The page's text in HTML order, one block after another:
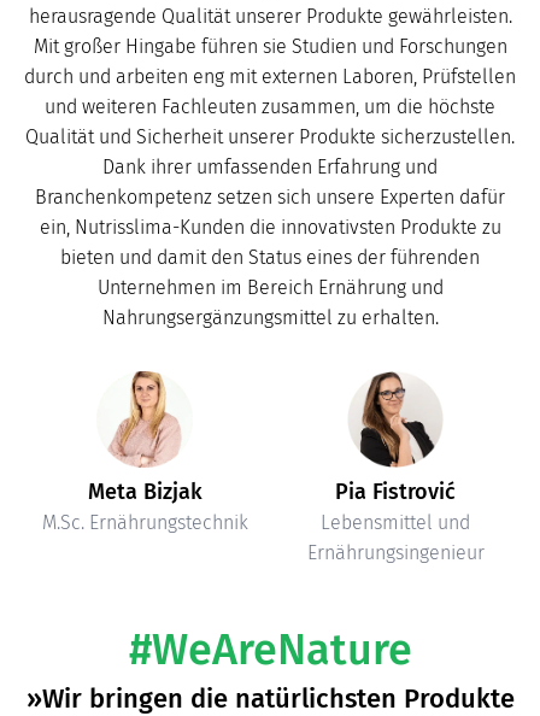
herausragende Qualität unserer Produkte gewährleisten.
Mit großer Hingabe führen sie Studien und Forschungen
durch und arbeiten eng mit externen Laboren, Prüfstellen
und weiteren Fachleuten zusammen, um die höchste
Qualität und Sicherheit unserer Produkte sicherzustellen.
Dank ihrer umfassenden Erfahrung und
Branchenkompetenz setzen sich unsere Experten dafür
ein, Nutrisslima-Kunden die innovativsten Produkte zu
bieten und damit den Status eines der führenden
Unternehmen im Bereich Ernährung und
Nahrungsergänzungsmittel zu erhalten.
Meta Bizjak
M.Sc. Ernährungstechnik
Pia Fistrović
Lebensmittel und
Ernährungsingenieur
#WeAreNature
»Wir bringen die natürlichsten Produkte